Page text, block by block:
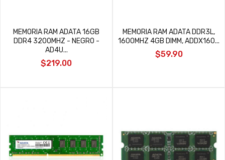
MEMORIA RAM ADATA 16GB
DDR4 3200MHZ - NEGRO -
AD4U...
$219.00
MEMORIA RAM ADATA DDR3L,
1600MHZ 4GB DIMM, ADDX160...
$59.90